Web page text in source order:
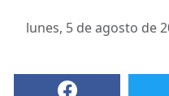
lunes, 5 de agosto de